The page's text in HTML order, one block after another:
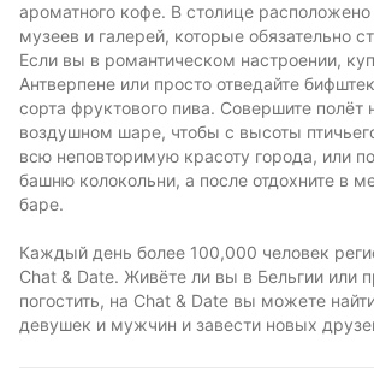
ароматного кофе. В столице
музеев и галерей, которые обязательно
Если вы в романтическом настроении,
Антверпене или просто отведайте
сорта фруктового пива. Совершите полёт
воздушном шаре, чтобы с высоты
всю неповторимую красоту города, или
башню колокольни, а после отдохните в
баре.
Каждый день более 100,000 человек
Chat & Date. Живёте ли вы в Бельгии или
погостить, на Chat & Date вы можете
девушек и мужчин и завести новых